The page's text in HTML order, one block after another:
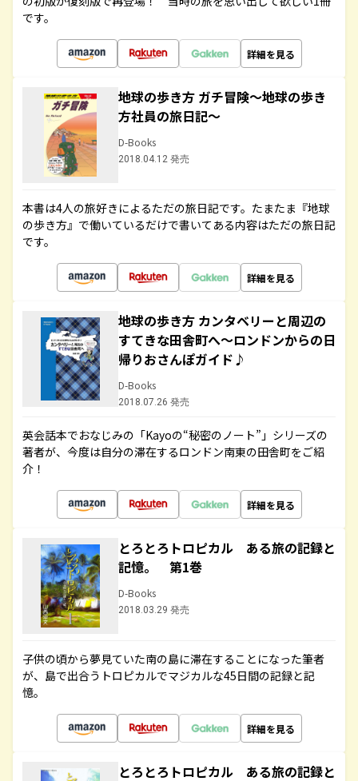
です。
詳細を見る
地球の歩き方 ガチ冒険～地球の歩き
方社員の旅日記～
D-Books
2018.04.12 発売
本書は4人の旅好きによるただの旅日記です。たまたま『地球
の歩き方』で働いているだけで書いてある内容はただの旅日記
です。
詳細を見る
地球の歩き方 カンタベリーと周辺の
すてきな田舎町へ～ロンドンからの日
帰りおさんぽガイド♪
D-Books
2018.07.26 発売
英会話本でおなじみの「Kayoの“秘密のノート”」シリーズの
著者が、今度は自分の滞在するロンドン南東の田舎町をご紹
介！
詳細を見る
とろとろトロピカル ある旅の記録と
記憶。 第1巻
D-Books
2018.03.29 発売
子供の頃から夢見ていた南の島に滞在することになった筆者
が、島で出合うトロピカルでマジカルな45日間の記録と記
憶。
詳細を見る
とろとろトロピカル ある旅の記録と